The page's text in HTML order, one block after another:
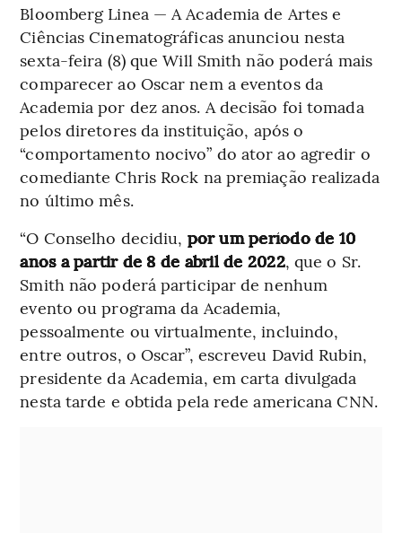
Bloomberg Linea — A Academia de Artes e
Ciências Cinematográficas anunciou nesta
sexta-feira (8) que Will Smith não poderá mais
comparecer ao Oscar nem a eventos da
Academia por dez anos. A decisão foi tomada
pelos diretores da instituição, após o
“comportamento nocivo” do ator ao agredir o
comediante Chris Rock na premiação realizada
no último mês.
“O Conselho decidiu, por um período de 10
anos a partir de 8 de abril de 2022, que o Sr.
Smith não poderá participar de nenhum
evento ou programa da Academia,
pessoalmente ou virtualmente, incluindo,
entre outros, o Oscar”, escreveu David Rubin,
presidente da Academia, em carta divulgada
nesta tarde e obtida pela rede americana CNN.